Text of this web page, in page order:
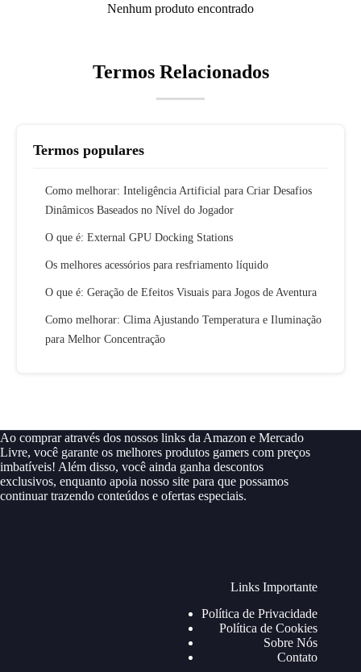
Nenhum produto encontrado
Termos Relacionados
Termos populares
Como melhorar: Inteligência Artificial para Criar Desafios
Dinâmicos Baseados no Nível do Jogador
O que é: External GPU Docking Stations
Os melhores acessórios para resfriamento líquido
O que é: Geração de Efeitos Visuais para Jogos de Aventura
Como melhorar: Clima Ajustando Temperatura e Iluminação
para Melhor Concentração
Ao comprar através dos nossos links da Amazon e Mercado
Livre, você garante os melhores produtos gamers com preços
imbatíveis! Além disso, você ainda ganha descontos
exclusivos, enquanto apoia nosso site para que possamos
continuar trazendo conteúdos e ofertas especiais.
Links Importante
Política de Privacidade
Política de Cookies
Sobre Nós
Contato